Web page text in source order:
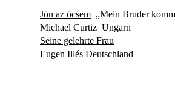
Jön az öcsem „Mein Bruder
Michael Curtiz Ungarn
Seine gelehrte Frau
Eugen Illés Deutschland